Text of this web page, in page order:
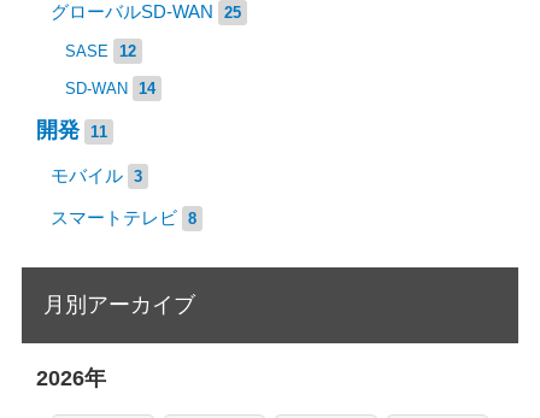
グローバルSD-WAN 25
SASE 12
SD-WAN 14
開発 11
モバイル 3
スマートテレビ 8
月別アーカイブ
2026年